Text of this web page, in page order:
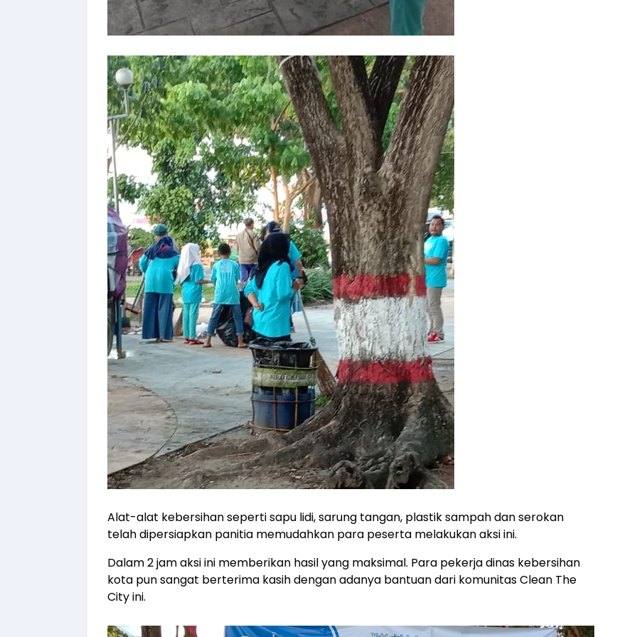
Alat-alat kebersihan seperti sapu lidi, sarung tangan, plastik sampah dan serokan
telah dipersiapkan panitia memudahkan para peserta melakukan aksi ini.
Dalam 2 jam aksi ini memberikan hasil yang maksimal. Para pekerja dinas kebersihan
kota pun sangat berterima kasih dengan adanya bantuan dari komunitas Clean The
City ini.